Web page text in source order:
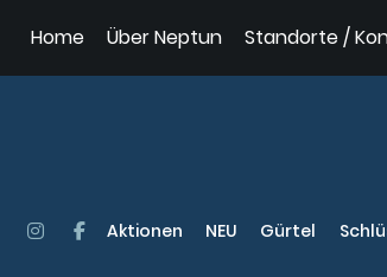
zum
Inhalt
Home Über Neptun Standorte /
Aktionen NEU Gürtel